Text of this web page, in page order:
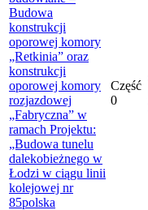
Budowa
konstrukcji
oporowej komory
„Retkinia” oraz
konstrukcji
oporowej komory
rozjazdowej
„Fabryczna” w
ramach Projektu:
„Budowa tunelu
dalekobieżnego w
Łodzi w ciągu linii
kolejowej nr
85polska
Część
0